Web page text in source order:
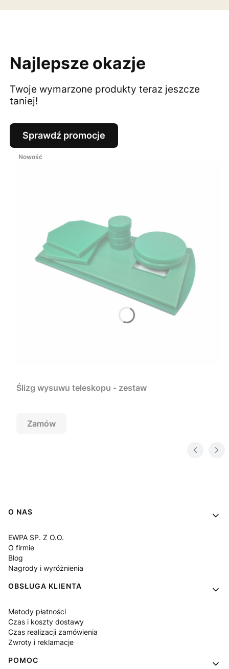
Najlepsze okazje
Twoje wymarzone produkty teraz jeszcze
taniej!
Sprawdź promocje
Nowość
Ślizg wysuwu teleskopu - zestaw
Zamów
Linki w stopce
O NAS
EWPA SP. Z O.O.
O firmie
Blog
Nagrody i wyróżnienia
OBSŁUGA KLIENTA
Metody płatności
Czas i koszty dostawy
Czas realizacji zamówienia
Zwroty i reklamacje
POMOC